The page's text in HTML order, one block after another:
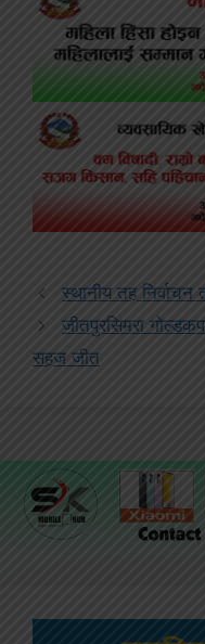
स्थानीय तह निर्वाचन
जीतपुरसिमरा
सहज जीत